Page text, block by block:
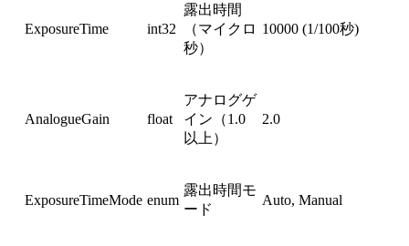
ExposureTime int32
露出時間
（マイクロ
秒）
10000 (1/100秒)
AnalogueGain float
アナログゲ
イン（1.0
以上）
2.0
ExposureTimeMode enum
露出時間モ
ード
Auto, Manual